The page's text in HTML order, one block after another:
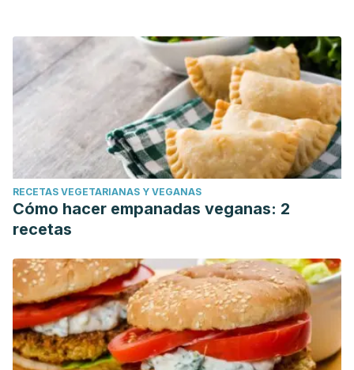
RECETAS VEGETARIANAS Y VEGANAS
Cómo hacer empanadas veganas: 2
recetas